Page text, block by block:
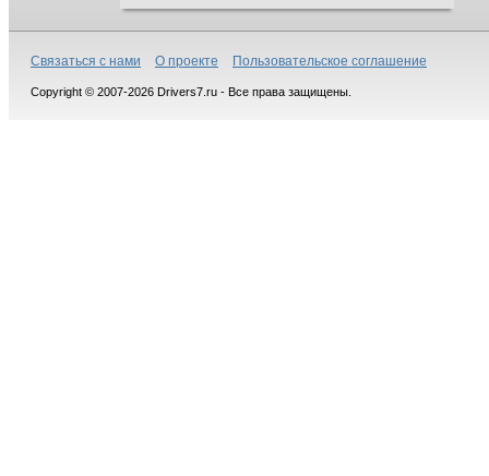
Связаться с нами О проекте Пользовательское соглашение
Copyright © 2007-2026 Drivers7.ru - Все права защищены.